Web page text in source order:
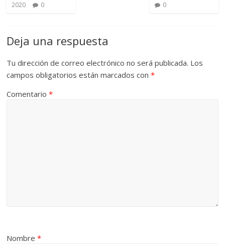
2020
0
0
Deja una respuesta
Tu dirección de correo electrónico no será publicada. Los
campos obligatorios están marcados con*
Comentario*
Nombre*